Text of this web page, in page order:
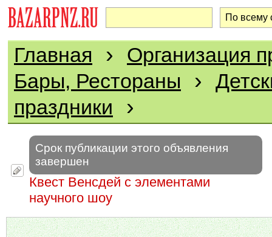
Главная › Организация
Бары, Рестораны
›
праздники
›
Срок публикации этого объявления
завершен
Квест Венсдей с элементами
научного шоу